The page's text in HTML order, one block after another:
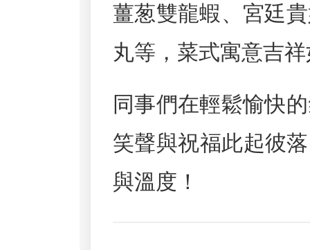
薑葱雙龍蝦、宮廷
丸等，菜式寓意吉
同事們在輕鬆愉快
笑聲與祝福此起彼
與溫度！